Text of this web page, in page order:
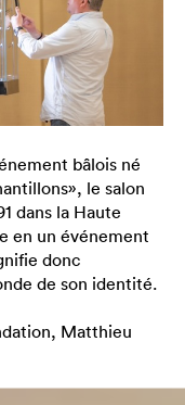
bâlois né
le salon
dans la Haute
en un événement
donc
de son identité.
Matthieu